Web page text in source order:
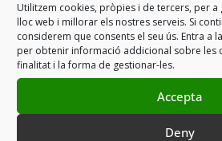
Utilitzem cookies, pròpies i de tercers, per a
lloc web i millorar els nostres serveis. Si
considerem que consents el seu ús. Entra a
per obtenir informació addicional sobre les
finalitat i la forma de gestionar-les.
Accepta
Deny
FORMACIÓ